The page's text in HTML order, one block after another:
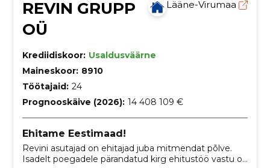
REVIN GRUPP
OÜ
Lääne-Virumaa
Krediidiskoor: Usaldusväärne
Maineskoor: 8910
Töötajaid: 24
Prognooskäive (2026): 14 408 109 €
Ehitame Eestimaad!
Revini asutajad on ehitajad juba mitmendat põlve.
Isadelt poegadele pärandatud kirg ehitustöö vastu on